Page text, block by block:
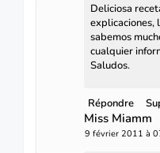
Deliciosa
explicaciones,
sabemos
cualquier
Saludos.
Répondre
Miss Miamm
9 février 2011 à